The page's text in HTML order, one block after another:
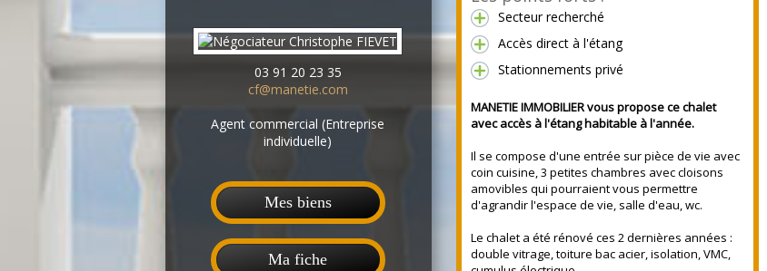
03 91 20 23 35
cf@manetie.com
Agent commercial (Entreprise
individuelle)
Mes biens
Ma fiche
Secteur recherché
Accès direct à l'étang
Stationnements privé
MANETIE IMMOBILIER vous propose ce chalet
avec accès à l'étang habitable à l'année.
Il se compose d'une entrée sur pièce de vie avec
coin cuisine, 3 petites chambres avec cloisons
amovibles qui pourraient vous permettre
d'agrandir l'espace de vie, salle d'eau, wc.
Le chalet a été rénové ces 2 dernières années :
double vitrage, toiture bac acier, isolation, VMC,